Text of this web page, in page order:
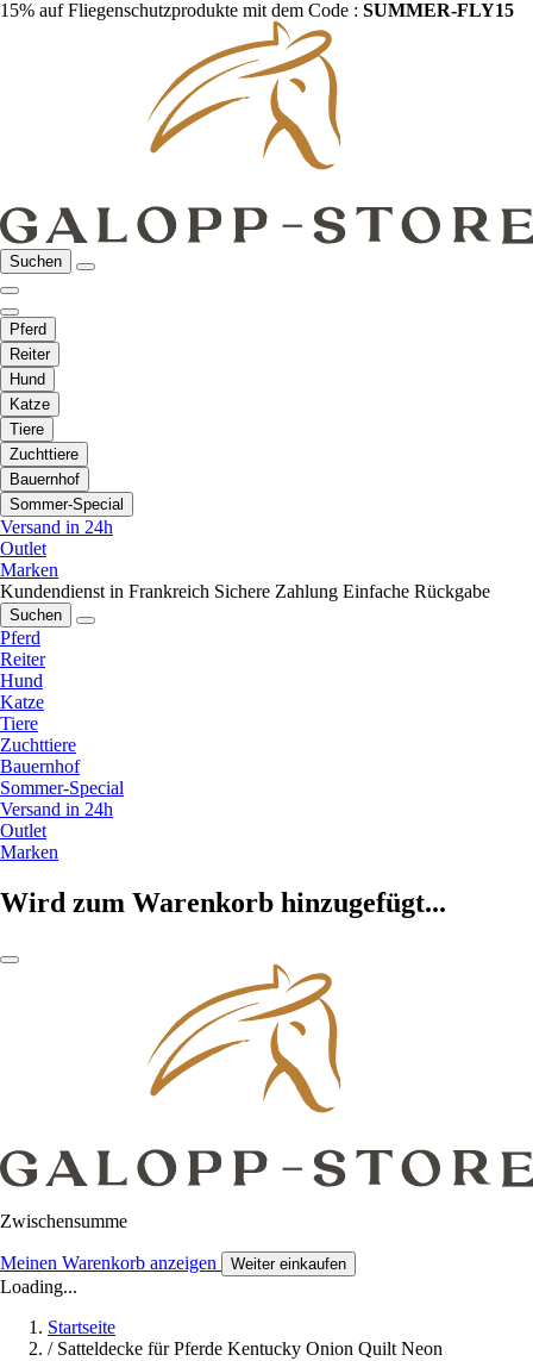
15% auf Fliegenschutzprodukte mit dem Code : SUMMER-FLY15
Suchen
Pferd
Reiter
Hund
Katze
Tiere
Zuchttiere
Bauernhof
Sommer-Special
Versand in 24h
Outlet
Marken
Kundendienst in Frankreich Sichere Zahlung Einfache Rückgabe
Suchen
Pferd
Reiter
Hund
Katze
Tiere
Zuchttiere
Bauernhof
Sommer-Special
Versand in 24h
Outlet
Marken
Wird zum Warenkorb hinzugefügt...
Zwischensumme
Meinen Warenkorb anzeigen Weiter einkaufen
Loading...
Startseite
/ Satteldecke für Pferde Kentucky Onion Quilt Neon